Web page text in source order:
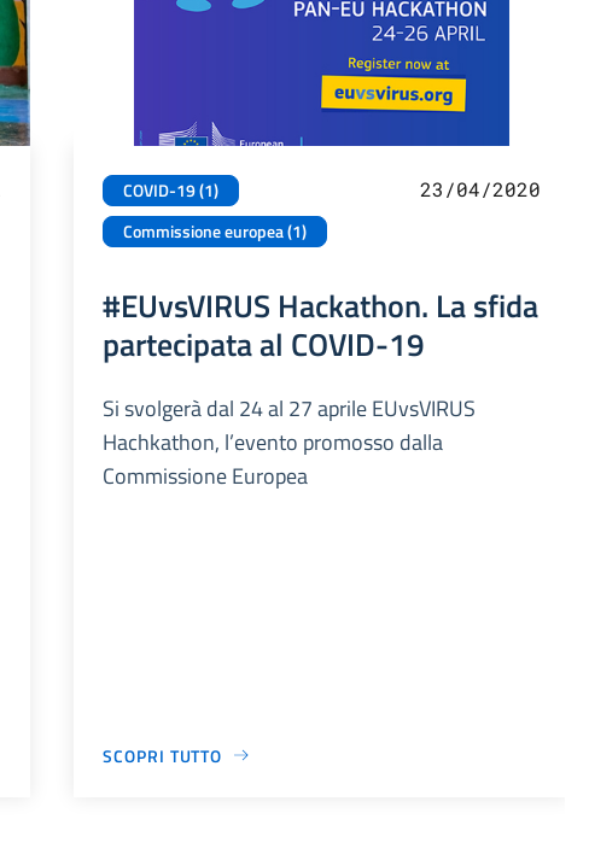
COVID-19 (1)
Commissione europea (1)
23/04/2020
#EUvsVIRUS Hackathon. La sfida
partecipata al COVID-19
Si svolgerà dal 24 al 27 aprile EUvsVIRUS
Hachkathon, l’evento promosso dalla
Commissione Europea
SCOPRI TUTTO